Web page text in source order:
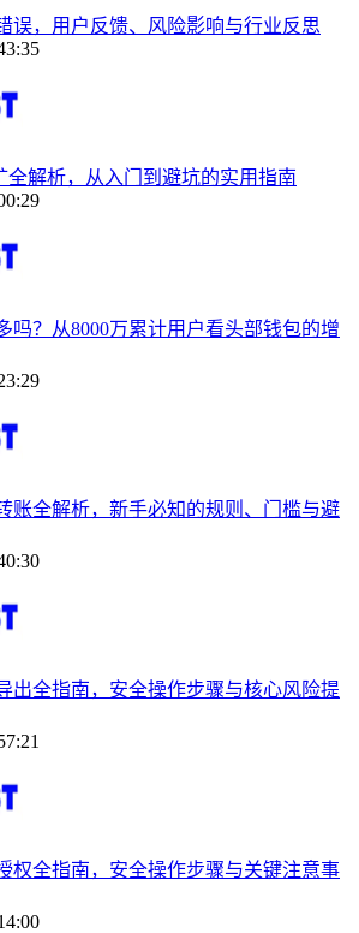
误，用户反馈、风险影响与行业反思
全解析，从入门到避坑的实用指南
吗？从8000万累计用户看头部钱包的增
账全解析，新手必知的规则、门槛与避
出全指南，安全操作步骤与核心风险提
权全指南，安全操作步骤与关键注意事